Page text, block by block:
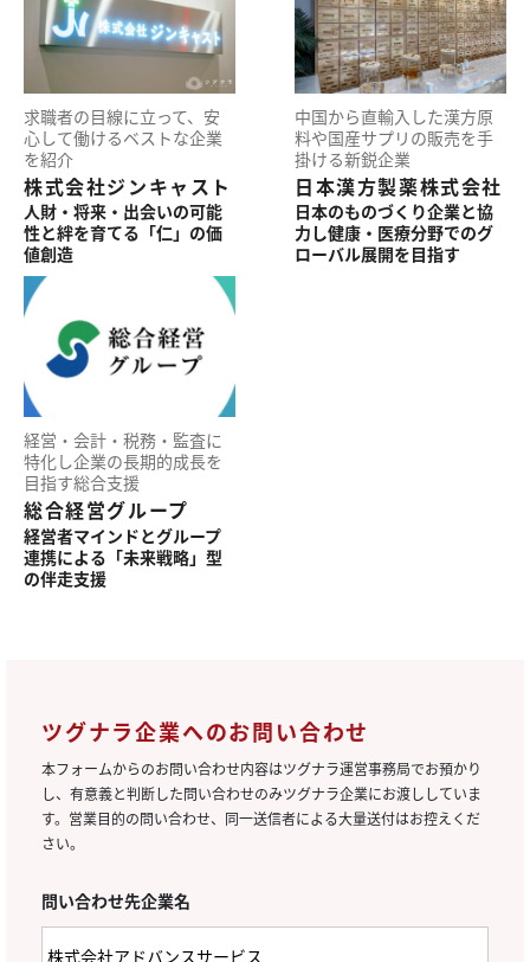
求職者の目線に立って、 安
心して働けるベストな企業
を紹介
株式会社ジンキャスト
人財・将来・出会いの可能
性と絆を育てる 「仁」の価
値創造
中国から直輸入した漢方原
料や国産サプリの販売を手
掛ける新鋭企業
日本漢方製薬株式会社
日本のものづくり企業と協
力し健康・ 医療分野でのグ
ローバル展開を目指す
経営・ 会計・ 税務・ 監査に
特化し企業の長期的成長を
目指す総合支援
総合経営グループ
経営者マインドとグループ
連携による 「未来戦略」型
の伴走支援
ツグナラ企業へのお問い合わせ
本フォームからのお問い合わせ内容はツグナラ運営事務局でお預かり
し、有意義と判断した問い合わせのみツグナラ企業にお渡ししていま
す。営業目的の問い合わせ、同一送信者による大量送付はお控えくだ
さい。
問い合わせ先企業名